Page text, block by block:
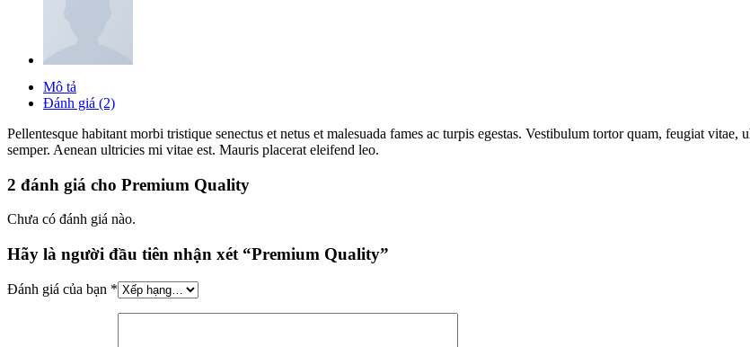
Mô tả
Đánh giá (2)
Pellentesque habitant morbi tristique senectus et netus et malesuada fames ac turpis egestas. Vestibulum tortor quam, feugiat
semper. Aenean ultricies mi vitae est. Mauris placerat eleifend leo.
2 đánh giá cho Premium Quality
Chưa có đánh giá nào.
Hãy là người đầu tiên nhận xét “Premium Quality”
Đánh giá của bạn *